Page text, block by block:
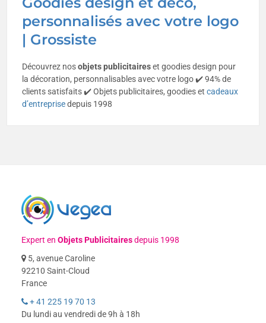
personnalisés avec votre logo
| Grossiste
Découvrez nosobjets publicitaireset goodies design pour
la décoration, personnalisables avec votre logo ✔️ 94% de
clients satisfaits ✔️ Objets publicitaires, goodies etcadeaux
d’entreprisedepuis 1998
Expert enObjets Publicitairesdepuis 1998
5, avenue Caroline
92210 Saint-Cloud
France
+ 41 225 19 70 13
Du lundi au vendredi de 9h à 18h